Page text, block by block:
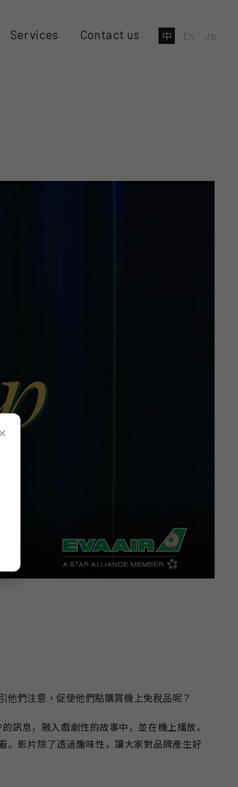
Services Contact us 中 En Jp
他們注意，促使他們點購買機上免稅品呢？
訊息，融入戲劇性的故事中，並在機上播放。
。影片除了透過趣味性，讓大家對品牌產生好